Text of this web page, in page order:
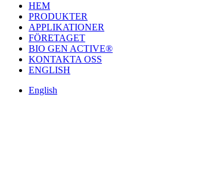
HEM
PRODUKTER
APPLIKATIONER
FÖRETAGET
BIO GEN ACTIVE®
KONTAKTA OSS
ENGLISH
English